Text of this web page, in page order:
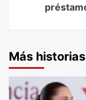
Más historias